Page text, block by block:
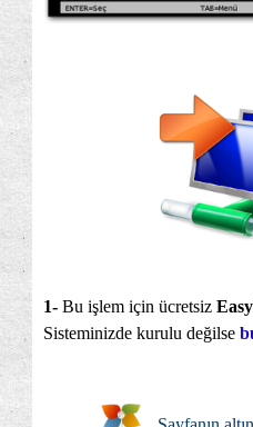
1- Bu işlem için ücretsiz
Sisteminizde kurulu değilse